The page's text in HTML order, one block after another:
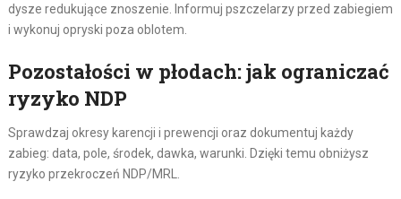
dysze redukujące znoszenie. Informuj pszczelarzy przed zabiegiem
i wykonuj opryski poza oblotem.
Pozostałości w płodach: jak ograniczać
ryzyko NDP
Sprawdzaj okresy karencji i prewencji oraz dokumentuj każdy
zabieg: data, pole, środek, dawka, warunki. Dzięki temu obniżysz
ryzyko przekroczeń NDP/MRL.